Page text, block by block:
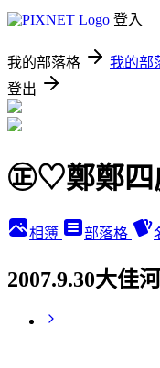
登入
我的部落格 我的部
登出
㊣♡鄭鄭
相簿 部落格
2007.9.30大佳